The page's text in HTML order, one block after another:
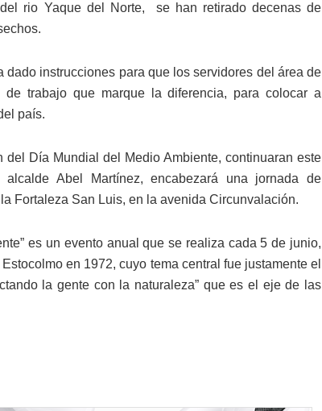
rio Yaque del Norte, se han retirado decenas de
instrucciones para que los servidores del área de
de trabajo que marque la diferencia, para colocar a
país.
Día Mundial del Medio Ambiente, continuaran este
Abel Martínez, encabezará una jornada de
Fortaleza San Luis, en la avenida Circunvalación.
es un evento anual que se realiza cada 5 de junio,
en 1972, cuyo tema central fue justamente el
la gente con la naturaleza” que es el eje de las